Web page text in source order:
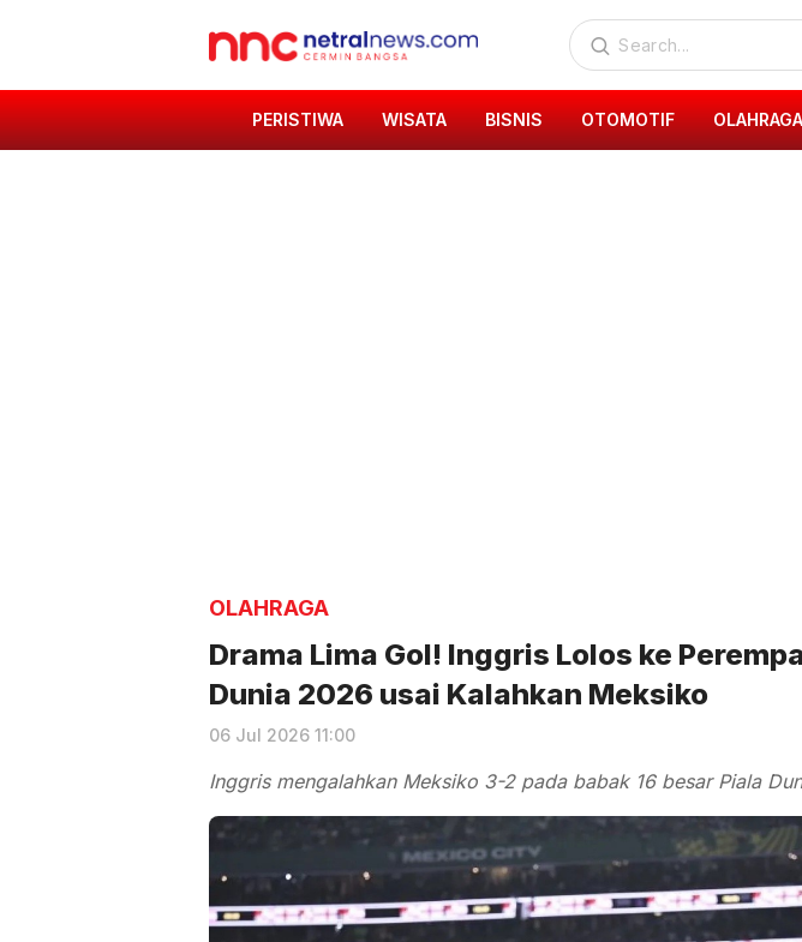
PERISTIWA WISATA BISNIS OTOMOTIF OLAHRAGA
OLAHRAGA
Drama Lima Gol! Inggris Lolos ke
Dunia 2026 usai Kalahkan Meksiko
06 Jul 2026 11:00
Inggris mengalahkan Meksiko 3-2 pada babak 16 besar Piala